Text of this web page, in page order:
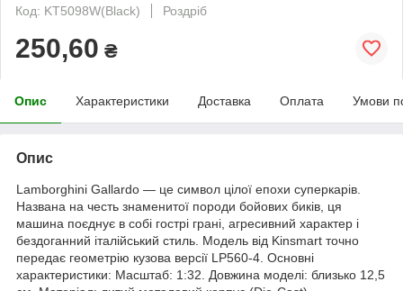
Код: KT5098W(Black)
Роздріб
250,60 ₴
Опис Характеристики Доставка Оплата Умови
Опис
Lamborghini Gallardo — це символ цілої епохи суперкарів.
Названа на честь знаменитої породи бойових биків, ця
машина поєднує в собі гострі грані, агресивний характер і
бездоганний італійський стиль. Модель від Kinsmart точно
передає геометрію кузова версії LP560-4. Основні
характеристики: Масштаб: 1:32. Довжина моделі: близько 12,5